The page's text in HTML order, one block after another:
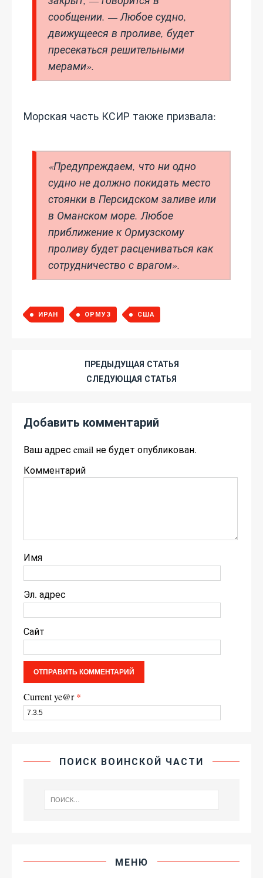
сообщении. — Любое судно,
движущееся в проливе, будет
пресекаться решительными
мерами».
Морская часть КСИР также призвала:
«Предупреждаем, что ни одно
судно не должно покидать место
стоянки в Персидском заливе или
в Оманском море. Любое
приближение к Ормузскому
проливу будет расцениваться как
сотрудничество с врагом».
ИРАН ОРМУЗ США
ПРЕДЫДУЩАЯ СТАТЬЯ
СЛЕДУЮЩАЯ СТАТЬЯ
Добавить комментарий
Ваш адрес email не будет опубликован.
Комментарий
Имя
Эл. адрес
Сайт
Current ye@r*
ПОИСК ВОИНСКОЙ ЧАСТИ
МЕНЮ